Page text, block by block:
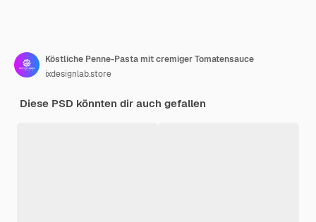
Köstliche Penne-Pasta mit cremiger Tomatensauce
ixdesignlab.store
Diese PSD könnten dir auch gefallen